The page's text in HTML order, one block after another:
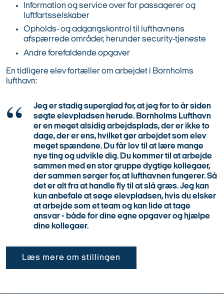
Information og service over for passagerer og
luftfartsselskaber
Opholds- og adgangskontrol til lufthavnens
afspærrede områder, herunder security-tjeneste
Andre forefaldende opgaver
En tidligere elev fortæller om arbejdet i Bornholms
lufthavn:
Jeg er stadig superglad for, at jeg for to år siden
søgte elevpladsen herude. Bornholms Lufthavn
er en meget alsidig arbejdsplads, der er ikke to
dage, der er ens, hvilket gør arbejdet som elev
meget spændene. Du får lov til at lære mange
nye ting og udvikle dig. Du kommer til at arbejde
sammen med en stor gruppe dygtige kollegaer,
der sammen sørger for, at lufthavnen fungerer. Så
det er alt fra at handle fly til at slå græs. Jeg kan
kun anbefale at søge elevpladsen, hvis du elsker
at arbejde som et team og kan lide at tage
ansvar - både for dine egne opgaver og hjælpe
dine kollegaer.
Læs mere om stillingen